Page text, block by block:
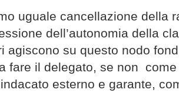
uguale cancellazione della
dell’autonomia della
agiscono su questo nodo
fare il delegato, se non
esterno e garante,